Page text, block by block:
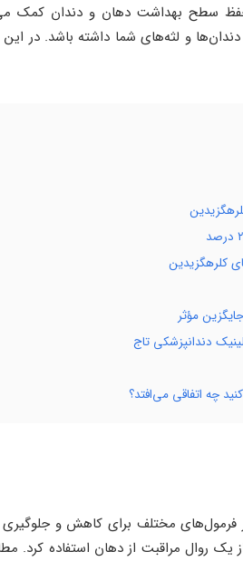
حفظ سطح بهداشت دهان و دندان کمک
دندان‌ها و لثه‌های شما داشته باشد. در
کلرهگزیدین
دندانپزشکی تاج
چه اتفاقی می‌افتد؟
مختلف برای کاهش و
روال مراقبت از دهان استفاده کرد.